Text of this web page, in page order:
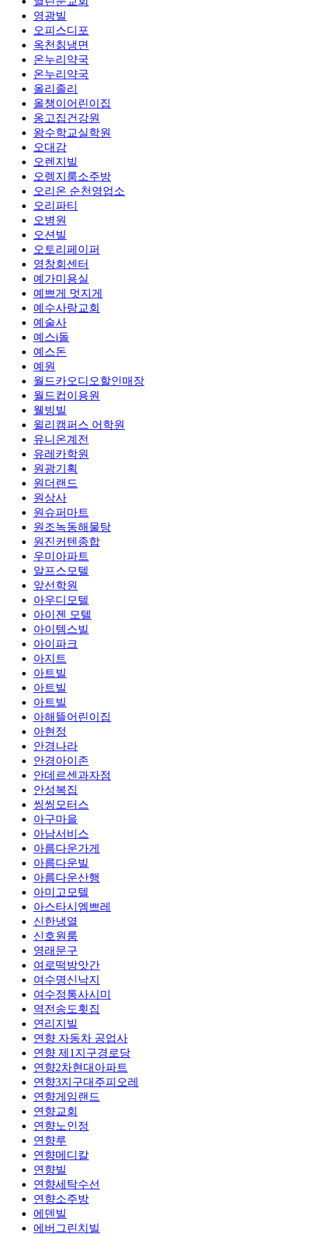
영광빌
오피스디포
옥천칡냉면
온누리약국
온누리약국
올리졸리
올챙이어린이집
옹고집건강원
왕수학교실학원
오대감
오렌지빌
오렝지룸소주방
오리온 순천영업소
오리파티
오병원
오션빌
오토리페이퍼
영창회센터
예가미용실
예쁘게 멋지게
예수사랑교회
예술사
예스i돌
예스돈
예원
월드카오디오할인매장
월드컵이용원
웰빙빌
윌리캠퍼스 어학원
유니온계전
유레카학원
원광기획
원더랜드
원상사
원슈퍼마트
원조녹동해물탕
원진커텐종합
우미아파트
알프스모텔
앞선학원
아우디모텔
아이젠 모텔
아이템스빌
아이파크
아지트
아트빌
아트빌
아트빌
아해뜰어린이집
아현정
안경나라
안경아이존
안데르센과자점
안성복집
씽씽모터스
아구마을
아남서비스
아름다운가게
아름다운빌
아름다운산행
아미고모텔
아스타시엠쁘레
신한냉열
신호원룸
영래문구
여로떡방앗간
여수명신낙지
여수정통사시미
역전송도횟집
연리지빌
연향 자동차 공업사
연향 제1지구경로당
연향2차현대아파트
연향3지구대주피오레
연향게임랜드
연향교회
연향노인정
연향루
연향메디칼
연향빌
연향세탁수선
연향소주방
에덴빌
에버그린치빌